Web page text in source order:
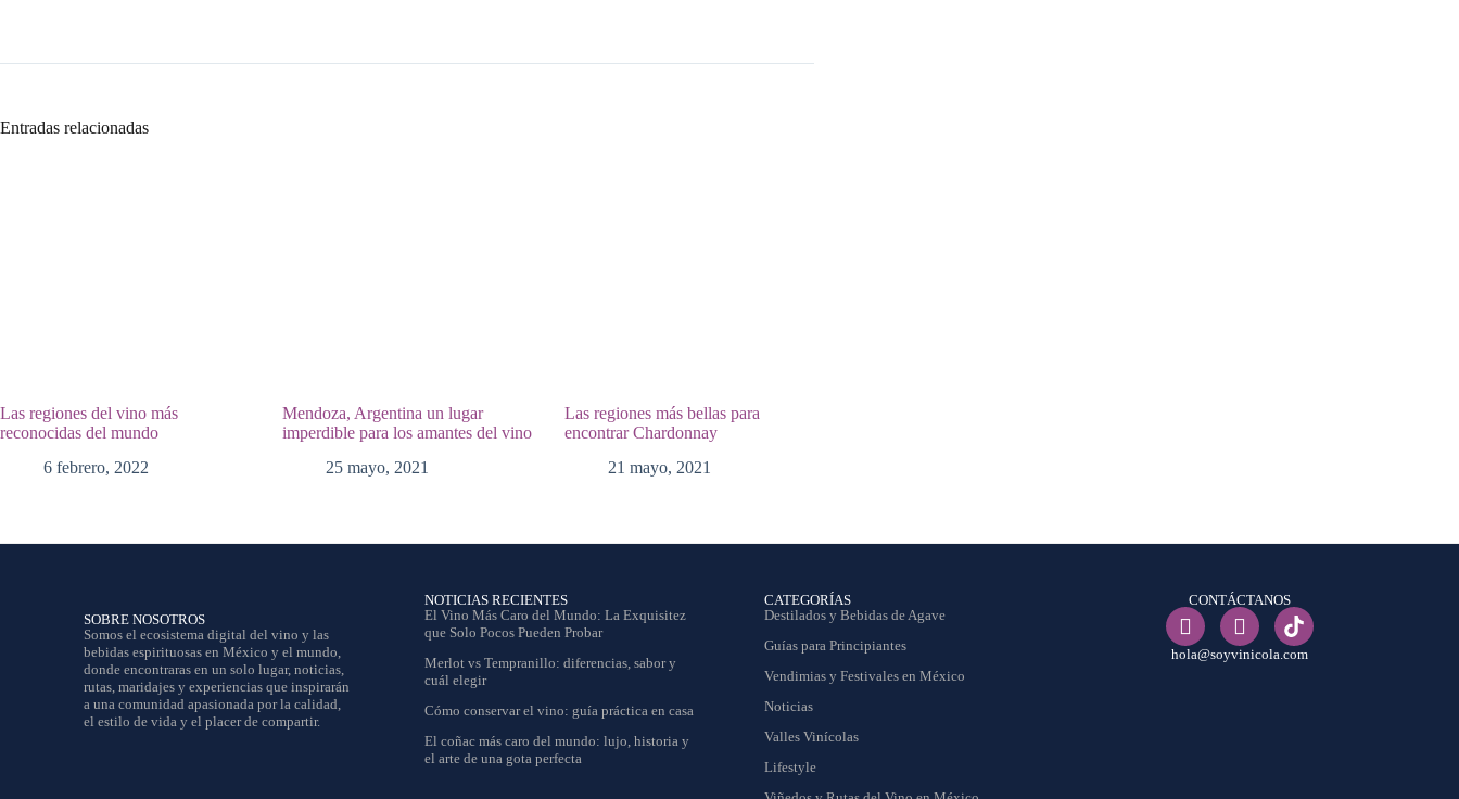
Entradas relacionadas
Las regiones del vino más
reconocidas del mundo
6 febrero, 2022
Mendoza, Argentina un lugar
imperdible para los amantes del vino
25 mayo, 2021
Las regiones más bellas para
encontrar Chardonnay
21 mayo, 2021
SOBRE NOSOTROS
Somos el ecosistema digital del vino y las
bebidas espirituosas en México y el mundo,
donde encontraras en un solo lugar, noticias,
rutas, maridajes y experiencias que inspirarán
a una comunidad apasionada por la calidad,
el estilo de vida y el placer de compartir.
NOTICIAS RECIENTES
El Vino Más Caro del Mundo: La Exquisitez
que Solo Pocos Pueden Probar
Merlot vs Tempranillo: diferencias, sabor y
cuál elegir
Cómo conservar el vino: guía práctica en casa
El coñac más caro del mundo: lujo, historia y
el arte de una gota perfecta
CATEGORÍAS
Destilados y Bebidas de Agave
Guías para Principiantes
Vendimias y Festivales en México
Noticias
Valles Vinícolas
Lifestyle
CONTÁCTANOS
hola@soyvinicola.com